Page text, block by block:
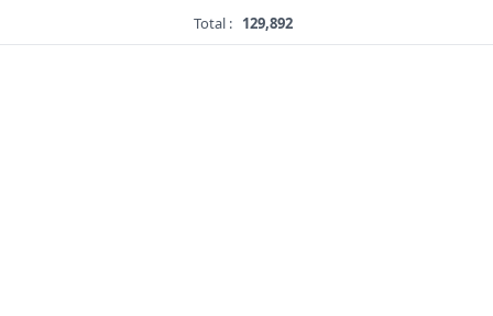
Total : 129,892